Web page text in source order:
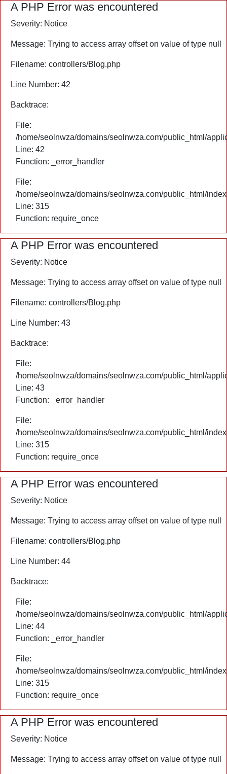
A PHP Error was encountered
Severity: Notice
Message: Trying to access array offset on value of type null
Filename: controllers/Blog.php
Line Number: 42
Backtrace:
File:
/home/seolnwza/domains/seolnwza.com/public_html/
Line: 42
Function: _error_handler
File:
/home/seolnwza/domains/seolnwza.com/public_html/
Line: 315
Function: require_once
A PHP Error was encountered
Severity: Notice
Message: Trying to access array offset on value of type null
Filename: controllers/Blog.php
Line Number: 43
Backtrace:
File:
/home/seolnwza/domains/seolnwza.com/public_html/
Line: 43
Function: _error_handler
File:
/home/seolnwza/domains/seolnwza.com/public_html/
Line: 315
Function: require_once
A PHP Error was encountered
Severity: Notice
Message: Trying to access array offset on value of type null
Filename: controllers/Blog.php
Line Number: 44
Backtrace:
File:
/home/seolnwza/domains/seolnwza.com/public_html/
Line: 44
Function: _error_handler
File:
/home/seolnwza/domains/seolnwza.com/public_html/
Line: 315
Function: require_once
A PHP Error was encountered
Severity: Notice
Message: Trying to access array offset on value of type null